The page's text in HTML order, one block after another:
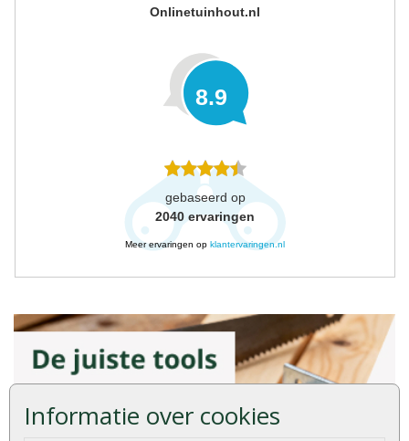
Informatie over cookies
Onlinetuinhout.nl
8.9
gebaseerd op
2040 ervaringen
Meer ervaringen op klantervaringen.nl